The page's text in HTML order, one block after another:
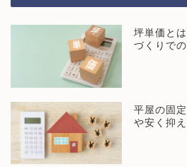
坪単価と
づくりで
平屋の固
や安く抑